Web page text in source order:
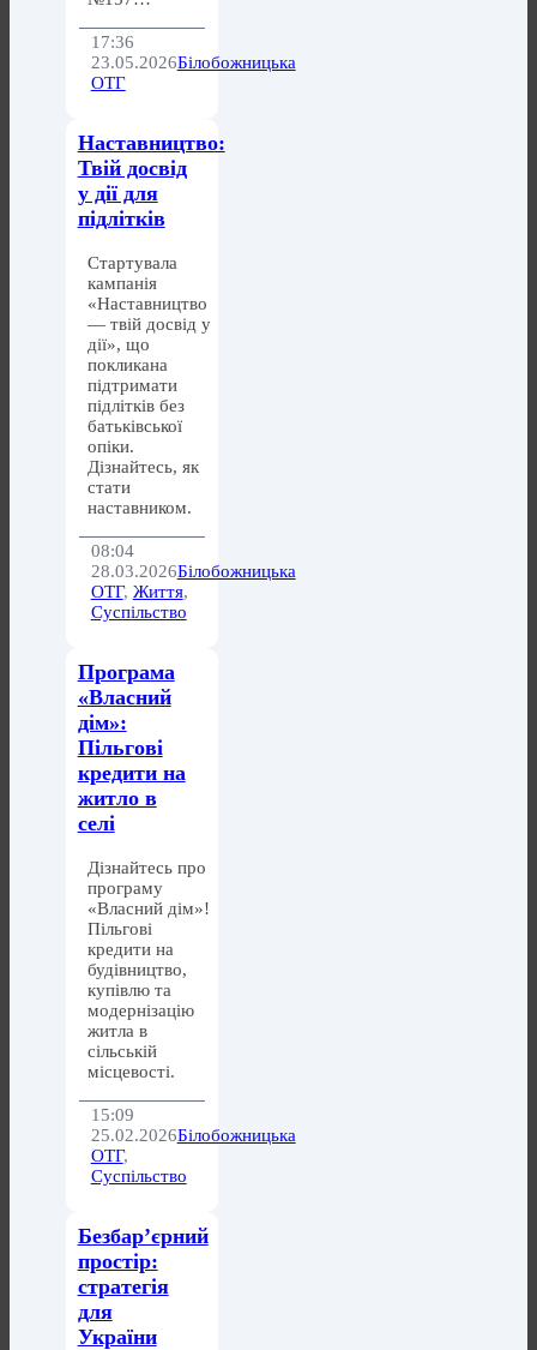
17:36
23.05.2026Білобожницька
ОТГ
Наставництво:
Твій досвід
у дії для
підлітків
Стартувала
кампанія
«Наставництво
— твій досвід у
дії», що
покликана
підтримати
підлітків без
батьківської
опіки.
Дізнайтесь, як
стати
наставником.
08:04
28.03.2026Білобожницька
ОТГ, Життя,
Суспільство
Програма
«Власний
дім»:
Пільгові
кредити на
житло в
селі
Дізнайтесь про
програму
«Власний дім»!
Пільгові
кредити на
будівництво,
купівлю та
модернізацію
житла в
сільській
місцевості.
15:09
25.02.2026Білобожницька
ОТГ,
Суспільство
Безбар’єрний
простір:
стратегія
для
України